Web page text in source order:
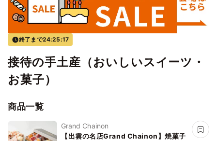
終了まで24:25:17
接待の手土産（おいしいスイーツ・
お菓子）
商品一覧
Grand Chainon
【出雲の名店Grand Chainon】焼菓子